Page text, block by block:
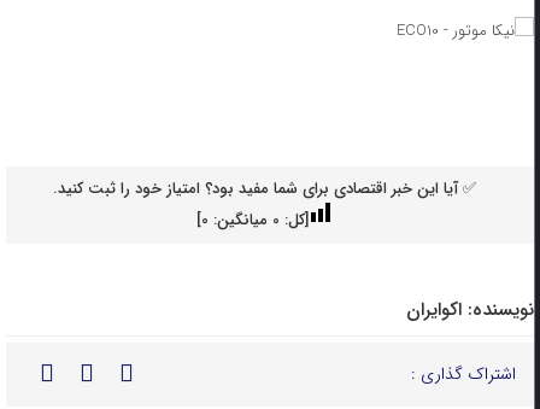
✅ آیا این خبر اقتصادی برای شما مفید بود؟ امتیاز خود را ثبت کنید.
[کل: 0میانگین: 0
]
نویسنده: اکوایران
اشتراک گذاری :